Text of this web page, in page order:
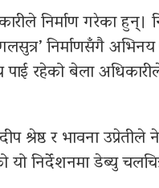
निर्माण गरेका हुन्।
निर्माणसँगै
रहेको बेला
श्रेष्ठ र भावना उप्रेतीले
निर्देशनमा डेब्यु